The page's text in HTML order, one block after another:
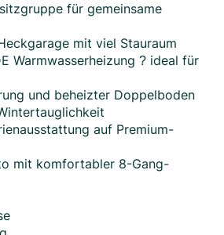
für gemeinsame
mit viel Stauraum
Warmwasserheizung ? ideal für
und beheizter Doppelboden
auf Premium-
mit komfortabler 8-Gang-